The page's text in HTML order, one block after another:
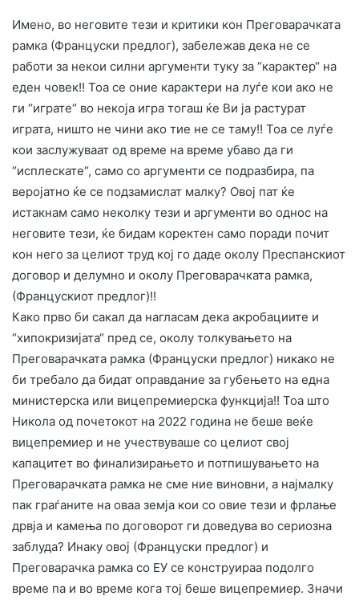
Имено, во неговите тези и критики кон Преговарачката
рамка (Француски предлог), забележав дека не се
работи за некои силни аргументи туку за “карактер“ на
еден човек!! Тоа се оние карактери на луѓе кои ако не
ги “играте“ во некоја игра тогаш ќе Ви ја растурат
играта, ништо не чини ако тие не се таму!! Тоа се луѓе
кои заслужуваат од време на време убаво да ги
“исплескате“, само со аргументи се подразбира, па
веројатно ќе се подзамислат малку? Овој пат ќе
истакнам само неколку тези и аргументи во однос на
неговите тези, ќе бидам коректен само поради почит
кон него за целиот труд кој го даде околу Преспанскиот
договор и делумно и околу Преговарачката рамка,
(Францускиот предлог)!!
Како прво би сакал да нагласам дека акробациите и
“хипокризијата“ пред се, околу толкувањето на
Преговарачката рамка (Француски предлог) никако не
би требало да бидат оправдание за губењето на една
министерска или вицепремиерска функција!! Тоа што
Никола од почетокот на 2022 година не беше веќе
вицепремиер и не учествуваше со целиот свој
капацитет во финализирањето и потпишувањето на
Преговарачката рамка не сме ние виновни, а најмалку
пак граѓаните на оваа земја кои со овие тези и фрлање
дрвја и камења по договорот ги доведува во сериозна
заблуда? Инаку овој (Француски предлог) и
Преговарачка рамка со ЕУ се конструираа подолго
време па и во време кога тој беше вицепремиер. Значи